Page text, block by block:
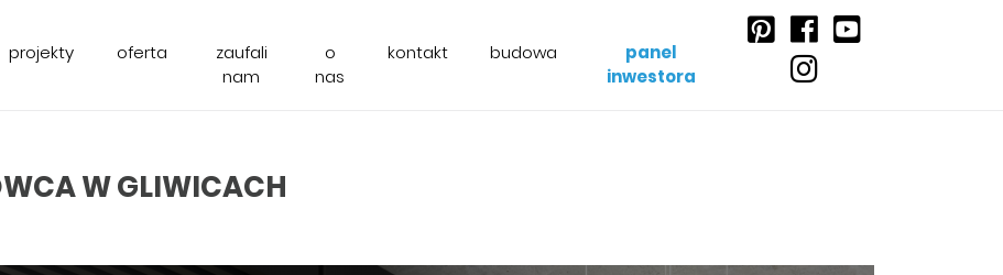
projekty oferta
zaufali
nam
o
nas
kontakt budowa
panel
inwestora
W GLIWICACH